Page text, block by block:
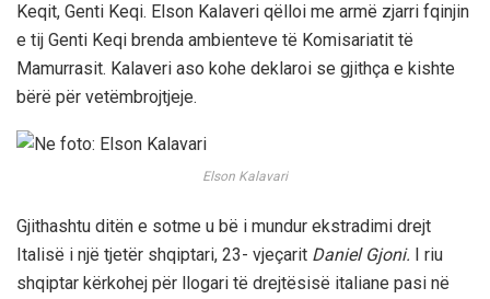
Keqit, Genti Keqi. Elson Kalaveri qëlloi me armë zjarri fqinjin
e tij Genti Keqi brenda ambienteve të Komisariatit të
Mamurrasit. Kalaveri aso kohe deklaroi se gjithça e kishte
bërë për vetëmbrojtjeje.
Elson Kalavari
Gjithashtu ditën e sotme u bë i mundur ekstradimi drejt
Italisë i një tjetër shqiptari, 23- vjeçarit Daniel Gjoni. I riu
shqiptar kërkohej për llogari të drejtësisë italiane pasi në